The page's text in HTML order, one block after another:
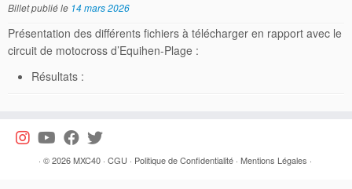
Billet publié le 14 mars 2026
Présentation des différents fichiers à télécharger en rapport avec le
circuit de motocross d’Equihen-Plage :
Résultats :
· © 2026 MXC40· CGU · Politique de Confidentialité· Mentions Légales ·